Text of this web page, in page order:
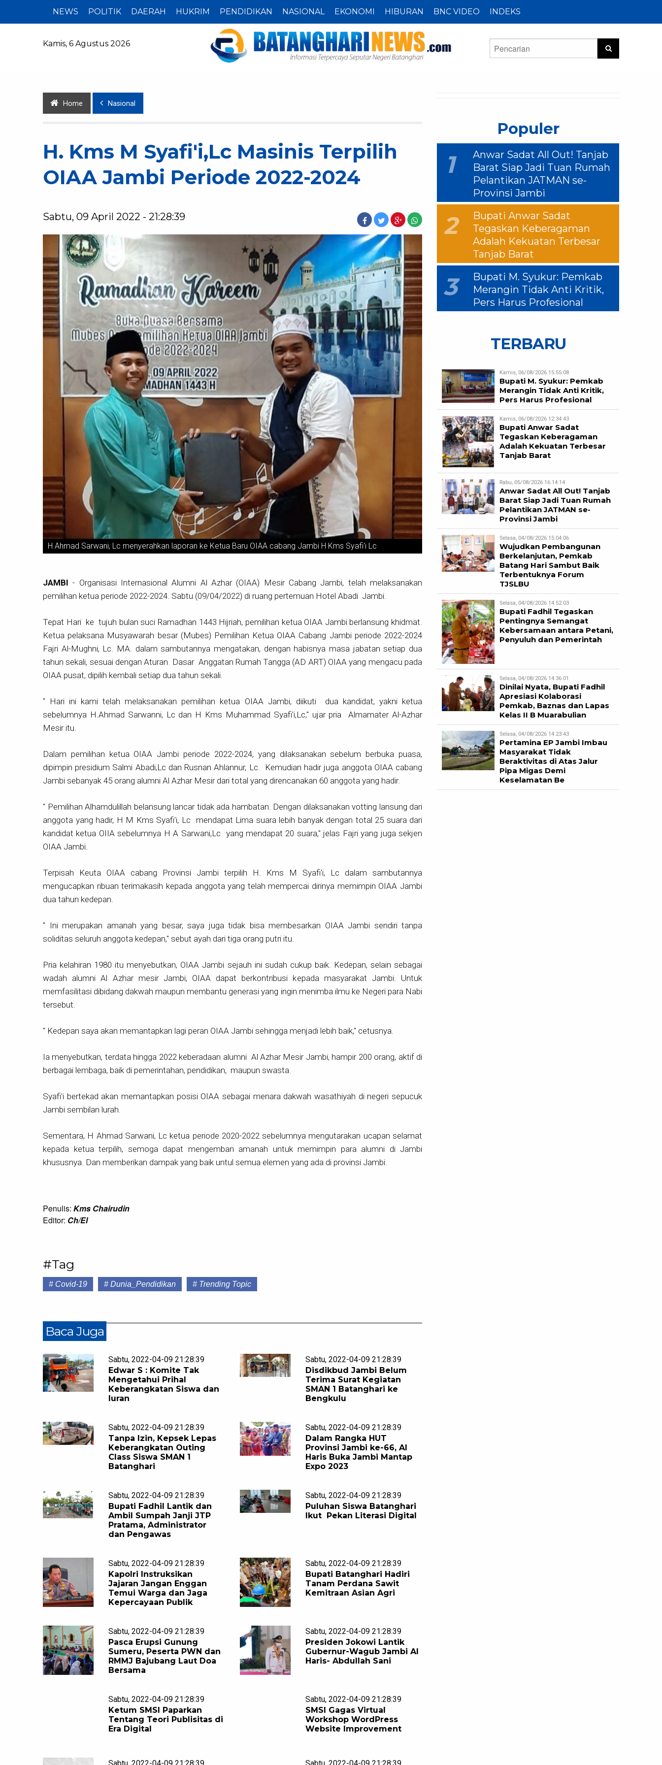
NEWS POLITIK DAERAH HUKRIM PENDIDIKAN NASIONAL EKONOMI HIBURAN BNC VIDEO INDEKS
Kamis, 6 Agustus 2026
Home Nasional
H. Kms M Syafi'i,Lc Masinis Terpilih
OIAA Jambi Periode 2022-2024
Sabtu, 09 April 2022 - 21:28:39
H Ahmad Sarwani, Lc menyerahkan laporan ke Ketua Baru OIAA cabang Jambi H Kms Syafi'i Lc
JAMBI - Organisasi Internasional Alumni Al Azhar (OIAA) Mesir Cabang Jambi, telah melaksanakan
pemilihan ketua periode 2022-2024. Sabtu (09/04/2022) di ruang pertemuan Hotel Abadi Jambi.
Tepat Hari ke tujuh bulan suci Ramadhan 1443 Hijriah, pemilihan ketua OIAA Jambi berlansung khidmat.
Ketua pelaksana Musyawarah besar (Mubes) Pemilihan Ketua OIAA Cabang Jambi periode 2022-2024
Fajri Al-Mughni, Lc. MA. dalam sambutannya mengatakan, dengan habisnya masa jabatan setiap dua
tahun sekali, sesuai dengan Aturan Dasar Anggatan Rumah Tangga (AD ART) OIAA yang mengacu pada
OIAA pusat, dipilih kembali setiap dua tahun sekali.
" Hari ini kami telah melaksanakan pemilihan ketua OIAA Jambi, diikuti dua kandidat, yakni ketua
sebelumnya H.Ahmad Sarwanni, Lc dan H Kms Muhammad Syafi'i,Lc," ujar pria Almamater Al-Azhar
Mesir itu.
Dalam pemilihan ketua OIAA Jambi periode 2022-2024, yang dilaksanakan sebelum berbuka puasa,
dipimpin presidium Salmi Abadi,Lc dan Rusnan Ahlannur, Lc. Kemudian hadir juga anggota OIAA cabang
Jambi sebanyak 45 orang alumni Al Azhar Mesir dari total yang direncanakan 60 anggota yang hadir.
" Pemilihan Alhamdulillah belansung lancar tidak ada hambatan. Dengan dilaksanakan votting lansung dari
anggota yang hadir, H M Kms Syafi'i, Lc mendapat Lima suara lebih banyak dengan total 25 suara dari
kandidat ketua OIIA sebelumnya H A Sarwani,Lc yang mendapat 20 suara," jelas Fajri yang juga sekjen
OIAA Jambi.
Terpisah Keuta OIAA cabang Provinsi Jambi terpilih H. Kms M Syafi'i, Lc dalam sambutannya
mengucapkan ribuan terimakasih kepada anggota yang telah mempercai dirinya memimpin OIAA Jambi
dua tahun kedepan.
" Ini merupakan amanah yang besar, saya juga tidak bisa membesarkan OIAA Jambi sendiri tanpa
soliditas seluruh anggota kedepan," sebut ayah dari tiga orang putri itu.
Pria kelahiran 1980 itu menyebutkan, OIAA Jambi sejauh ini sudah cukup baik. Kedepan, selain sebagai
wadah alumni Al Azhar mesir Jambi, OIAA dapat berkontribusi kepada masyarakat Jambi. Untuk
memfasilitasi dibidang dakwah maupun membantu generasi yang ingin menimba ilmu ke Negeri para Nabi
tersebut.
" Kedepan saya akan memantapkan lagi peran OIAA Jambi sehingga menjadi lebih baik," cetusnya.
Ia menyebutkan, terdata hingga 2022 keberadaan alumni Al Azhar Mesir Jambi, hampir 200 orang, aktif di
berbagai lembaga, baik di pemerintahan, pendidikan, maupun swasta.
Syafi'i bertekad akan memantapkan posisi OIAA sebagai menara dakwah wasathiyah di negeri sepucuk
Jambi sembilan lurah.
Sementara, H Ahmad Sarwani, Lc ketua periode 2020-2022 sebelumnya mengutarakan ucapan selamat
kepada ketua terpilih, semoga dapat mengemban amanah untuk memimpin para alumni di Jambi
khususnya. Dan memberikan dampak yang baik untul semua elemen yang ada di provinsi Jambi.
Penulis: Kms Chairudin
Editor: Ch/El
#Tag
# Covid-19 # Dunia_Pendidikan # Trending Topic
Baca Juga
Sabtu, 2022-04-09 21:28:39
Edwar S : Komite Tak
Mengetahui Prihal
Keberangkatan Siswa dan
Iuran
Sabtu, 2022-04-09 21:28:39
Disdikbud Jambi Belum
Terima Surat Kegiatan
SMAN 1 Batanghari ke
Bengkulu
Sabtu, 2022-04-09 21:28:39
Tanpa Izin, Kepsek Lepas
Keberangkatan Outing
Class Siswa SMAN 1
Batanghari
Sabtu, 2022-04-09 21:28:39
Dalam Rangka HUT
Provinsi Jambi ke-66, Al
Haris Buka Jambi Mantap
Expo 2023
Sabtu, 2022-04-09 21:28:39
Bupati Fadhil Lantik dan
Ambil Sumpah Janji JTP
Pratama, Administrator
dan Pengawas
Sabtu, 2022-04-09 21:28:39
Puluhan Siswa Batanghari
Ikut Pekan Literasi Digital
Sabtu, 2022-04-09 21:28:39
Kapolri Instruksikan
Jajaran Jangan Enggan
Temui Warga dan Jaga
Kepercayaan Publik
Sabtu, 2022-04-09 21:28:39
Bupati Batanghari Hadiri
Tanam Perdana Sawit
Kemitraan Asian Agri
Sabtu, 2022-04-09 21:28:39
Pasca Erupsi Gunung
Sumeru, Peserta PWN dan
RMMJ Bajubang Laut Doa
Bersama
Sabtu, 2022-04-09 21:28:39
Presiden Jokowi Lantik
Gubernur-Wagub Jambi Al
Haris- Abdullah Sani
Sabtu, 2022-04-09 21:28:39
Ketum SMSI Paparkan
Tentang Teori Publisitas di
Era Digital
Sabtu, 2022-04-09 21:28:39
SMSI Gagas Virtual
Workshop WordPress
Website Improvement
Sabtu, 2022-04-09 21:28:39 Sabtu, 2022-04-09 21:28:39
Populer
1
Anwar Sadat All Out! Tanjab
Barat Siap Jadi Tuan Rumah
Pelantikan JATMAN se-
Provinsi Jambi
2
Bupati Anwar Sadat
Tegaskan Keberagaman
Adalah Kekuatan Terbesar
Tanjab Barat
3
Bupati M. Syukur: Pemkab
Merangin Tidak Anti Kritik,
Pers Harus Profesional
TERBARU
Kamis, 06/08/2026 15:55:08
Bupati M. Syukur: Pemkab
Merangin Tidak Anti Kritik,
Pers Harus Profesional
Kamis, 06/08/2026 12:34:43
Bupati Anwar Sadat
Tegaskan Keberagaman
Adalah Kekuatan Terbesar
Tanjab Barat
Rabu, 05/08/2026 16:14:14
Anwar Sadat All Out! Tanjab
Barat Siap Jadi Tuan Rumah
Pelantikan JATMAN se-
Provinsi Jambi
Selasa, 04/08/2026 15:04:06
Wujudkan Pembangunan
Berkelanjutan, Pemkab
Batang Hari Sambut Baik
Terbentuknya Forum
TJSLBU
Selasa, 04/08/2026 14:52:03
Bupati Fadhil Tegaskan
Pentingnya Semangat
Kebersamaan antara Petani,
Penyuluh dan Pemerintah
Selasa, 04/08/2026 14:36:01
Dinilai Nyata, Bupati Fadhil
Apresiasi Kolaborasi
Pemkab, Baznas dan Lapas
Kelas II B Muarabulian
Selasa, 04/08/2026 14:23:43
Pertamina EP Jambi Imbau
Masyarakat Tidak
Beraktivitas di Atas Jalur
Pipa Migas Demi
Keselamatan Be